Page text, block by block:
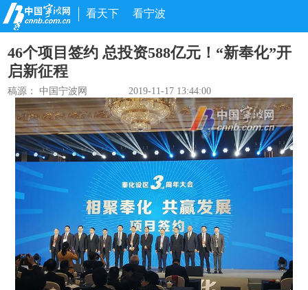
看天下 看宁波
46个项目签约 总投资588亿元！“新奉化”开
启新征程
稿源： 中国宁波网 2019-11-17 13:44:00